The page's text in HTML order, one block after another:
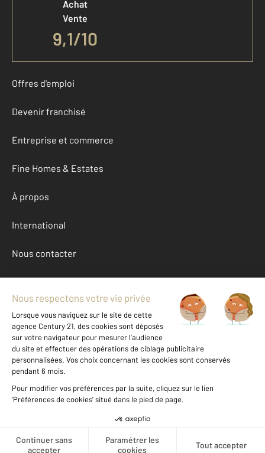
Téléphoner
Achat
Vente
9,1/10
Offres d'emploi
Devenir franchisé
Entreprise et commerce
Fine Homes & Estates
À propos
International
Nous contacter
Mentions légales & CGU et Barèmes d'honoraires
Données personnelles
Gestionnaire des cookies
Achat maison autour de LA CROIX VALMER (83420)